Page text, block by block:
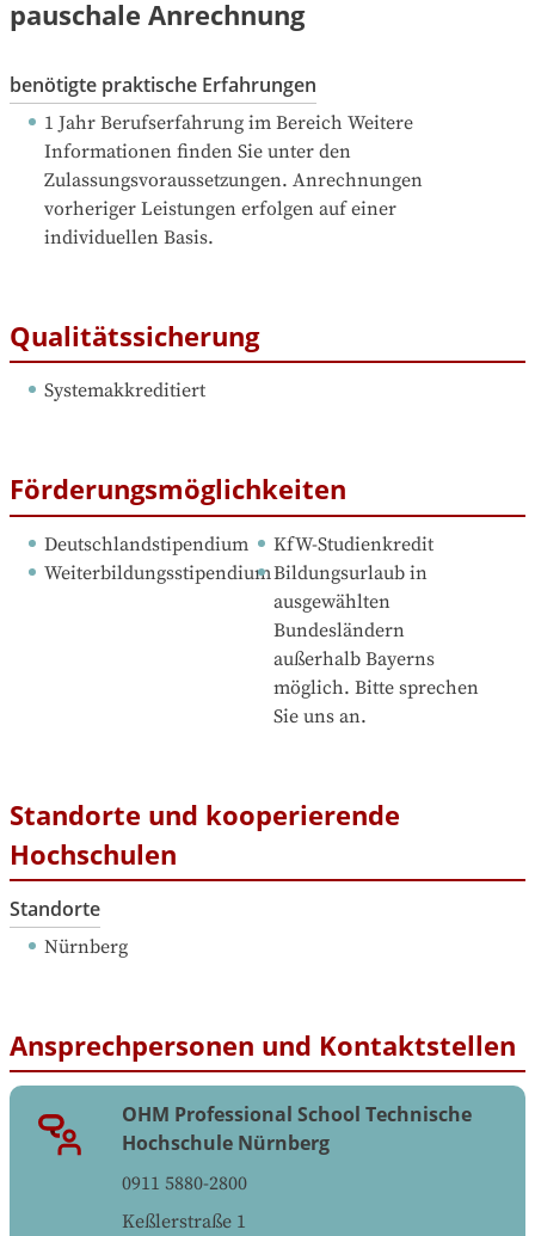
pauschale Anrechnung
benötigte praktische Erfahrungen
1 Jahr Berufserfahrung im Bereich Weitere
Informationen finden Sie unter den
Zulassungsvoraussetzungen. Anrechnungen
vorheriger Leistungen erfolgen auf einer
individuellen Basis.
Qualitätssicherung
Systemakkreditiert
Förderungsmöglichkeiten
Deutschlandstipendium
KfW-Studienkredit
WeiterbildungsstipendiumBildungsurlaub in
ausgewählten
Bundesländern
außerhalb Bayerns
möglich. Bitte sprechen
Sie uns an.
Standorte und kooperierende
Hochschulen
Standorte
Nürnberg
Ansprechpersonen und Kontaktstellen
OHM Professional School Technische
Hochschule Nürnberg
0911 5880-2800
Keßlerstraße 1